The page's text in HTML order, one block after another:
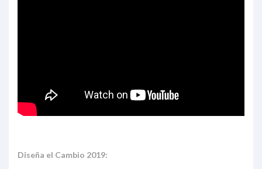
Diseña el Cambio 2019: